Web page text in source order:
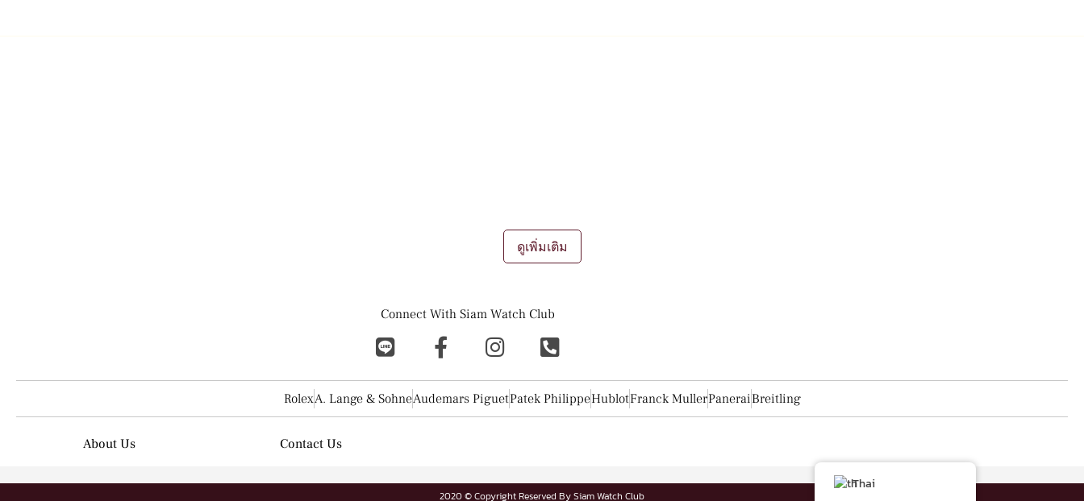
ดูเพิ่มเติม
Connect With Siam Watch Club
RolexA. Lange & SohneAudemars PiguetPatek PhilippeHublotFranck MullerPaneraiBreitling
About Us Contact Us
2020 © Copyright Reserved By Siam Watch Club
Thai